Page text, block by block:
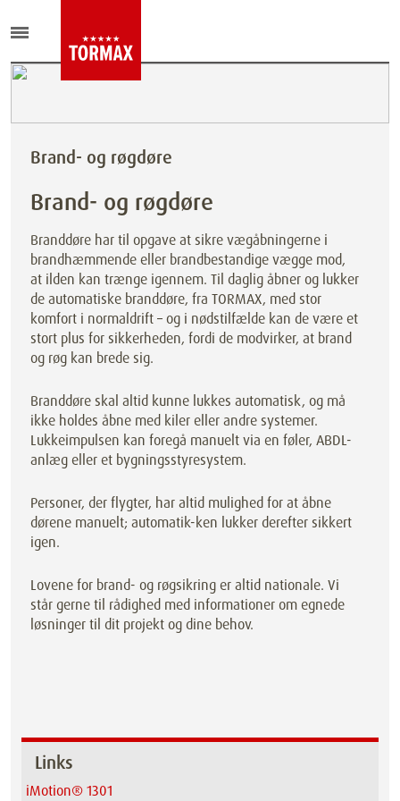
Brand- og røgdøre
Brand- og røgdøre
Branddøre har til opgave at sikre vægåbningerne i
brandhæmmende eller brandbestandige vægge mod,
at ilden kan trænge igennem. Til daglig åbner og lukker
de automatiske branddøre, fra TORMAX, med stor
komfort i normaldrift – og i nødstilfælde kan de være et
stort plus for sikkerheden, fordi de modvirker, at brand
og røg kan brede sig.
Branddøre skal altid kunne lukkes automatisk, og må
ikke holdes åbne med kiler eller andre systemer.
Lukkeimpulsen kan foregå manuelt via en føler, ABDL-
anlæg eller et bygningsstyresystem.
Personer, der flygter, har altid mulighed for at åbne
dørene manuelt; automatik-ken lukker derefter sikkert
igen.
Lovene for brand- og røgsikring er altid nationale. Vi
står gerne til rådighed med informationer om egnede
løsninger til dit projekt og dine behov.
Links
iMotion® 1301